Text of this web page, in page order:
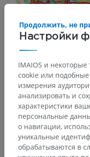
Настройки
Продолжить, не
IMAIOS и
cookie или подобные
измерения
анализировать и
характеристики
персональные
о навигации,
уникальные
обрабатываются в